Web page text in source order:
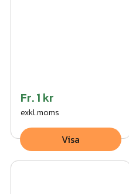
Fr.1 kr
exkl.moms
Visa